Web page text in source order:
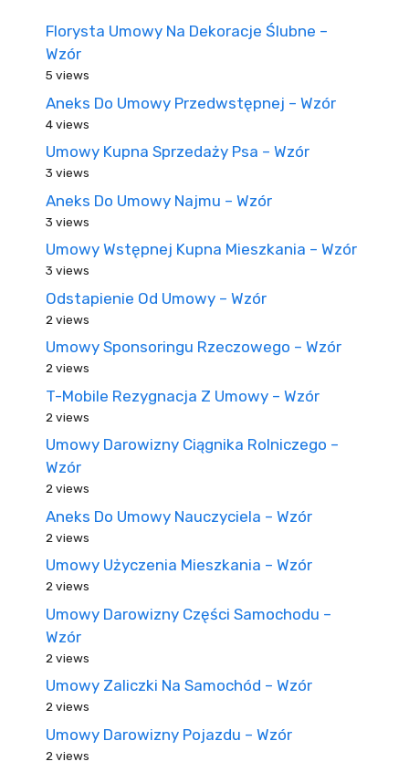
Florysta Umowy Na Dekoracje Ślubne –
Wzór
5 views
Aneks Do Umowy Przedwstępnej – Wzór
4 views
Umowy Kupna Sprzedaży Psa – Wzór
3 views
Aneks Do Umowy Najmu – Wzór
3 views
Umowy Wstępnej Kupna Mieszkania – Wzór
3 views
Odstapienie Od Umowy – Wzór
2 views
Umowy Sponsoringu Rzeczowego – Wzór
2 views
T-Mobile Rezygnacja Z Umowy – Wzór
2 views
Umowy Darowizny Ciągnika Rolniczego –
Wzór
2 views
Aneks Do Umowy Nauczyciela – Wzór
2 views
Umowy Użyczenia Mieszkania – Wzór
2 views
Umowy Darowizny Części Samochodu –
Wzór
2 views
Umowy Zaliczki Na Samochód – Wzór
2 views
Umowy Darowizny Pojazdu – Wzór
2 views